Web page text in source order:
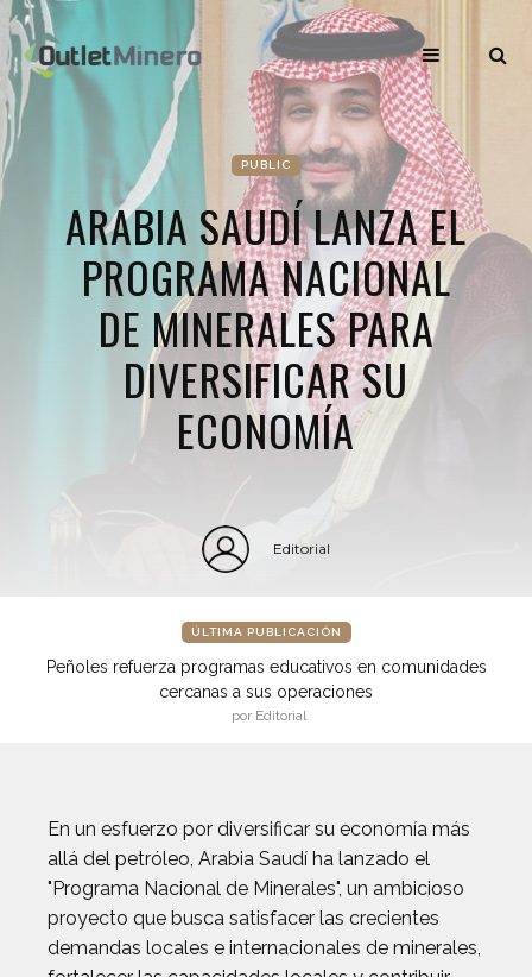
PUBLIC
ARABIA SAUDÍ LANZA EL
PROGRAMA NACIONAL
DE MINERALES PARA
DIVERSIFICAR SU
ECONOMÍA
Editorial
ÚLTIMA PUBLICACIÓN
Peñoles refuerza programas educativos en comunidades
cercanas a sus operaciones
por Editorial
En un esfuerzo por diversificar su economía más
allá del petróleo, Arabia Saudí ha lanzado el
"Programa Nacional de Minerales", un ambicioso
proyecto que busca satisfacer las crecientes
demandas locales e internacionales de minerales,